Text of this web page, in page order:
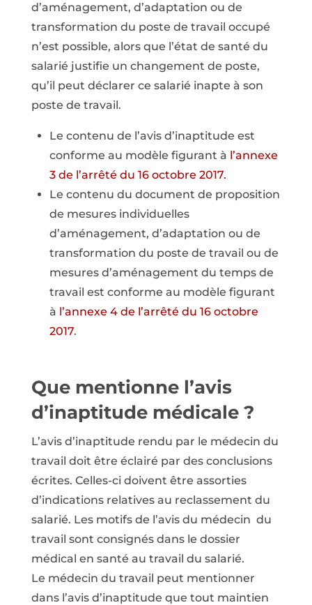
d’aménagement, d’adaptation ou de
transformation du poste de travail occupé
n’est possible, alors que l’état de santé du
salarié justifie un changement de poste,
qu’il peut déclarer ce salarié inapte à son
poste de travail.
Le contenu de l’avis d’inaptitude est
conforme au modèle figurant à l’annexe
3 de l’arrêté du 16 octobre 2017.
Le contenu du document de proposition
de mesures individuelles
d’aménagement, d’adaptation ou de
transformation du poste de travail ou de
mesures d’aménagement du temps de
travail est conforme au modèle figurant
à l’annexe 4 de l’arrêté du 16 octobre
2017.
Que mentionne l’avis
d’inaptitude médicale ?
L’avis d’inaptitude rendu par le médecin du
travail doit être éclairé par des conclusions
écrites. Celles-ci doivent être assorties
d’indications relatives au reclassement du
salarié. Les motifs de l’avis du médecin du
travail sont consignés dans le dossier
médical en santé au travail du salarié.
Le médecin du travail peut mentionner
dans l’avis d’inaptitude que tout maintien